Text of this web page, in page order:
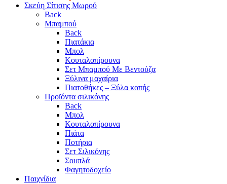
Σκεύη Σίτισης Μωρού
Back
Μπαμπού
Back
Πιατάκια
Μπολ
Κουταλοπίρουνα
Σετ Μπαμπού Με Βεντούζα
Ξύλινα μαχαίρια
Πιατοθήκες – Ξύλα κοπής
Προϊόντα σιλικόνης
Back
Μπολ
Κουταλοπίρουνα
Πιάτα
Ποτήρια
Σετ Σιλικόνης
Σουπλά
Φαγητοδοχείο
Παιχνίδια